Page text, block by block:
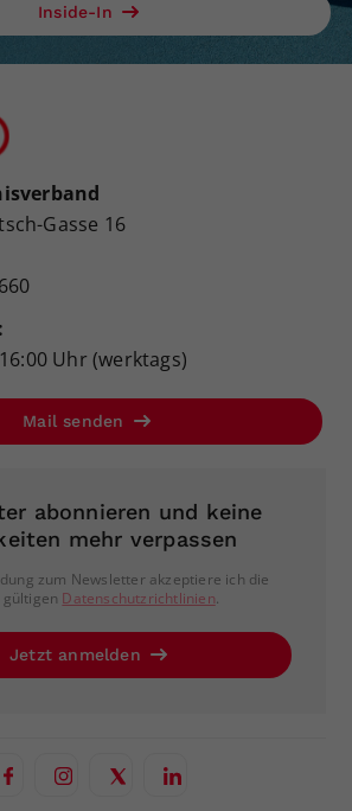
Inside-In
Gasse 16
Uhr (werktags)
Mail senden
abonnieren und keine
mehr verpassen
zum Newsletter akzeptiere ich die
Datenschutzrichtlinien.
Jetzt anmelden